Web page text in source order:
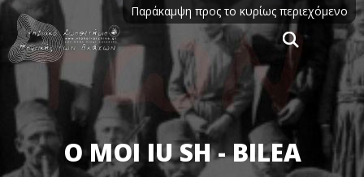
Παράκαμψη προς το κυρίως περιεχόμενο
O MOI IU SH - BILEA